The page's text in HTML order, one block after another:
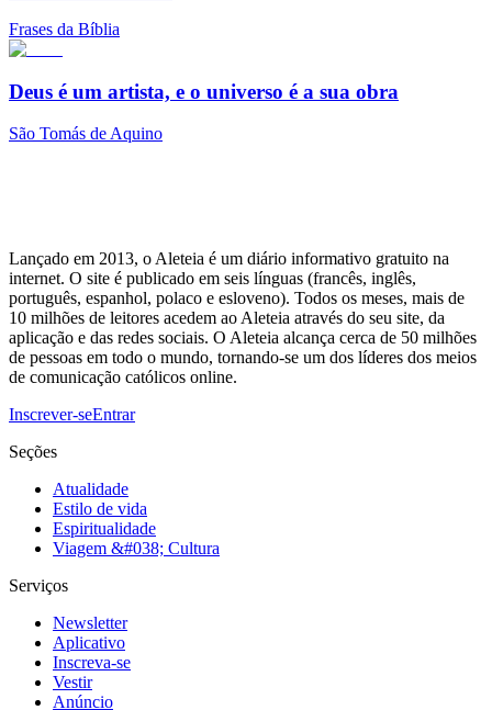
Frases da Bíblia
Deus é um artista, e o universo é a sua obra
São Tomás de Aquino
Lançado em 2013, o Aleteia é um diário informativo gratuito na
internet. O site é publicado em seis línguas (francês, inglês,
português, espanhol, polaco e esloveno). Todos os meses, mais de
10 milhões de leitores acedem ao Aleteia através do seu site, da
aplicação e das redes sociais. O Aleteia alcança cerca de 50 milhões
de pessoas em todo o mundo, tornando-se um dos líderes dos meios
de comunicação católicos online.
Inscrever-seEntrar
Seções
Atualidade
Estilo de vida
Espiritualidade
Viagem &#038; Cultura
Serviços
Newsletter
Aplicativo
Inscreva-se
Vestir
Anúncio